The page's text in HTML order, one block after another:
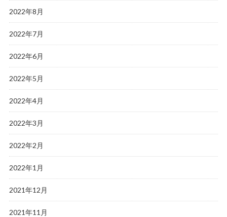
2022年8月
2022年7月
2022年6月
2022年5月
2022年4月
2022年3月
2022年2月
2022年1月
2021年12月
2021年11月